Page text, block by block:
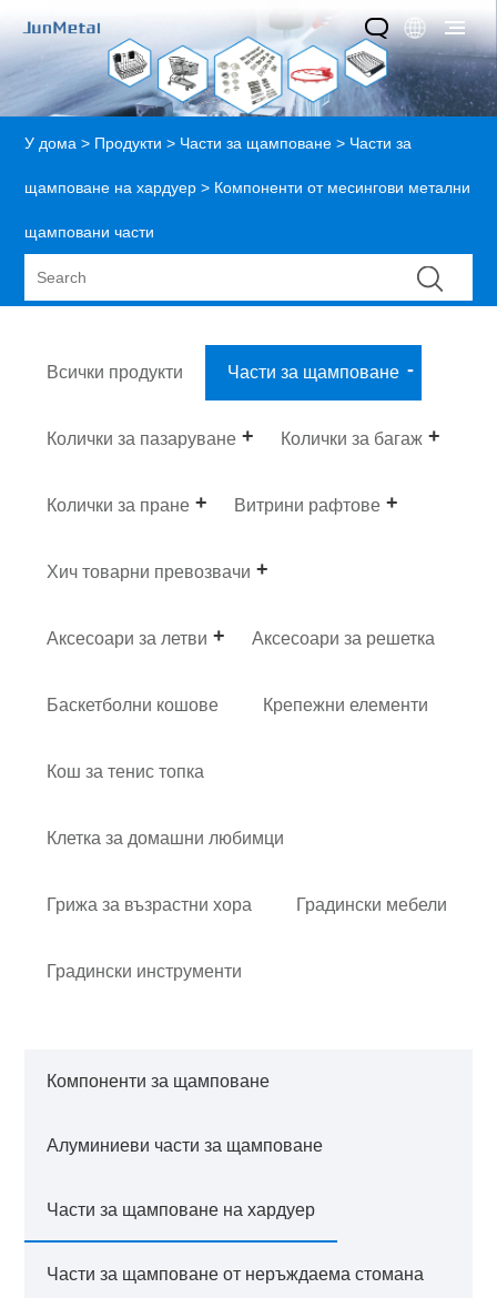
У дома > Продукти > Части за щамповане > Части за
щамповане на хардуер > Компоненти от месингови метални
щамповани части
Всички продукти Части за щамповане
Колички за пазаруване Колички за багаж
Колички за пране Витрини рафтове
Хич товарни превозвачи
Аксесоари за летви Аксесоари за решетка
Баскетболни кошове Крепежни елементи
Кош за тенис топка
Клетка за домашни любимци
Грижа за възрастни хора Градински мебели
Градински инструменти
Компоненти за щамповане
Алуминиеви части за щамповане
Части за щамповане на хардуер
Части за щамповане от неръждаема стомана